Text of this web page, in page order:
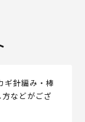
ギ針編み・棒
などがござ